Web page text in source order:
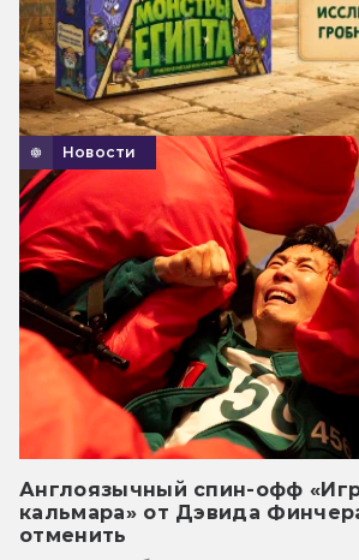
Новости
Англоязычный спин-офф
кальмара» от Дэвида
отменить